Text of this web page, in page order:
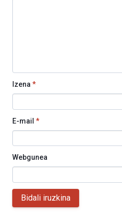
Izena*
E-mail *
Webgunea
Bidali iruzkina